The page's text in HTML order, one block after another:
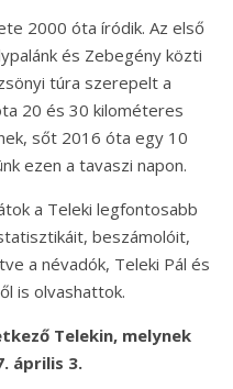
2000 óta íródik. Az első
és Zebegény közti
túra szerepelt a
20 és 30 kilométeres
sőt 2016 óta egy 10
ezen a tavaszi napon.
a Teleki legfontosabb
beszámolóit,
a névadók, Teleki Pál és
is olvashattok.
Telekin, melynek
április 3.